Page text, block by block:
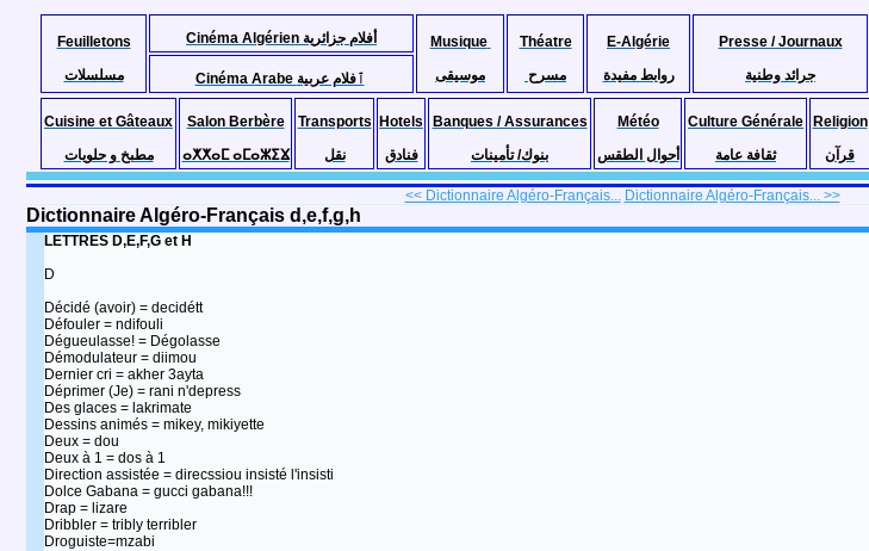
Feuilletons
مسلسلات
Cinéma Algérien أفلام جزائرية
Musique
موسيقى
Théatre
مسرح
E-Algérie
روابط مفيدة
Presse / Journaux
جرائد وطنية
Cinéma Arabe ٱفلام عربية
Cuisine et Gâteaux
مطبخ و حلويات
Salon Berbère
ⴰⵅⵅⴰⵎ ⴰⵎⴰⵣⵉⴴ
Transports
نقل
Hotels
فنادق
Banques / Assurances
بنوك/ تأمينات
Météo
أحوال الطقس
Culture Générale
ثقافة عامة
Religion
قرآن
<< Dictionnaire Algéro-Français... Dictionnaire Algéro-Français... >>
Dictionnaire Algéro-Français d,e,f,g,h
LETTRES D,E,F,G et H
D
Décidé (avoir) = decidétt
Défouler = ndifouli
Dégueulasse! = Dégolasse
Démodulateur = diimou
Dernier cri = akher 3ayta
Déprimer (Je) = rani n'depress
Des glaces = lakrimate
Dessins animés = mikey, mikiyette
Deux = dou
Deux à 1 = dos à 1
Direction assistée = direcssiou insisté l'insisti
Dolce Gabana = gucci gabana!!!
Drap = lizare
Dribbler = tribly terribler
Droguiste=mzabi